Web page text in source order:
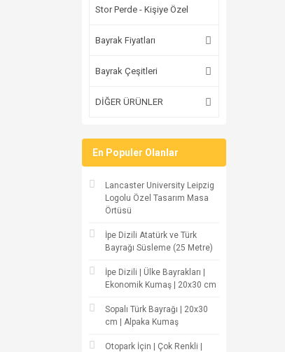
Stor Perde - Kişiye Özel
Bayrak Fiyatları
Bayrak Çeşitleri
DİĞER ÜRÜNLER
En Populer Olanlar
Lancaster University Leipzig
Logolu Özel Tasarım Masa
Örtüsü
İpe Dizili Atatürk ve Türk
Bayrağı Süsleme (25 Metre)
İpe Dizili | Ülke Bayrakları |
Ekonomik Kumaş | 20x30 cm
Sopalı Türk Bayrağı | 20x30
cm | Alpaka Kumaş
Otopark İçin | Çok Renkli |